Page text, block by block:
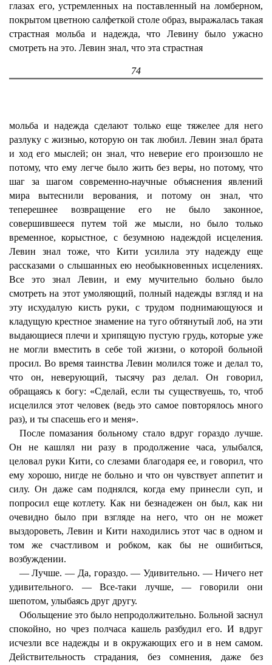
глазах его, устремленных на поставленный на ломберном,
покрытом цветною салфеткой столе образ, выражалась такая
страстная мольба и надежда, что Левину было ужасно
смотреть на это. Левин знал, что эта страстная
74
мольба и надежда сделают только еще тяжелее для него
разлуку с жизнью, которую он так любил. Левин знал брата
и ход его мыслей; он знал, что неверие его произошло не
потому, что ему легче было жить без веры, но потому, что
шаг за шагом современно-научные объяснения явлений
мира вытеснили верования, и потому он знал, что
теперешнее возвращение его не было законное,
совершившееся путем той же мысли, но было только
временное, корыстное, с безумною надеждой исцеления.
Левин знал тоже, что Кити усилила эту надежду еще
рассказами о слышанных ею необыкновенных исцелениях.
Все это знал Левин, и ему мучительно больно было
смотреть на этот умоляющий, полный надежды взгляд и на
эту исхудалую кисть руки, с трудом поднимающуюся и
кладущую крестное знамение на туго обтянутый лоб, на эти
выдающиеся плечи и хрипящую пустую грудь, которые уже
не могли вместить в себе той жизни, о которой больной
просил. Во время таинства Левин молился тоже и делал то,
что он, неверующий, тысячу раз делал. Он говорил,
обращаясь к богу: «Сделай, если ты существуешь, то, чтоб
исцелился этот человек (ведь это самое повторялось много
раз), и ты спасешь его и меня».
После помазания больному стало вдруг гораздо лучше.
Он не кашлял ни разу в продолжение часа, улыбался,
целовал руки Кити, со слезами благодаря ее, и говорил, что
ему хорошо, нигде не больно и что он чувствует аппетит и
силу. Он даже сам поднялся, когда ему принесли суп, и
попросил еще котлету. Как ни безнадежен он был, как ни
очевидно было при взгляде на него, что он не может
выздороветь, Левин и Кити находились этот час в одном и
том же счастливом и робком, как бы не ошибиться,
возбуждении.
— Лучше. — Да, гораздо. — Удивительно. — Ничего нет
удивительного. — Все-таки лучше, — говорили они
шепотом, улыбаясь друг другу.
Обольщение это было непродолжительно. Больной заснул
спокойно, но чрез полчаса кашель разбудил его. И вдруг
исчезли все надежды и в окружающих его и в нем самом.
Действительность страдания, без сомнения, даже без